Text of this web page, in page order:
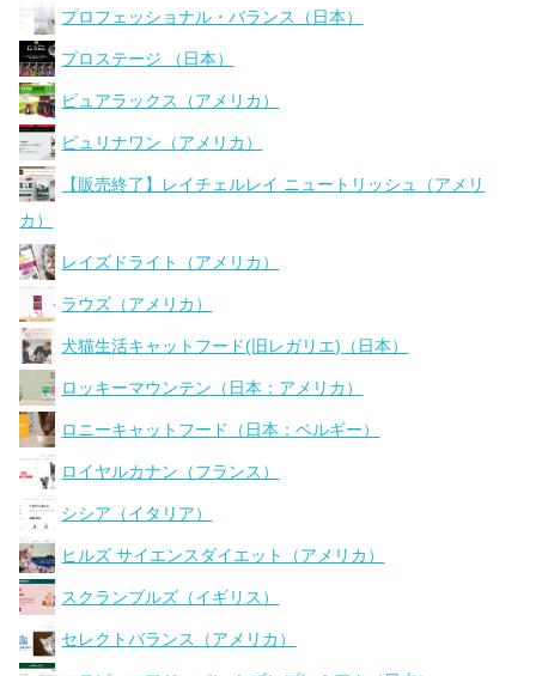
プロフェッショナル・バランス（日本）
プロステージ （日本）
ピュアラックス（アメリカ）
ピュリナワン（アメリカ）
【販売終了】レイチェルレイ ニュートリッシュ（アメリ
カ）
レイズドライト（アメリカ）
ラウズ（アメリカ）
犬猫生活キャットフード(旧レガリエ)（日本）
ロッキーマウンテン（日本：アメリカ）
ロニーキャットフード（日本：ベルギー）
ロイヤルカナン（フランス）
シシア（イタリア）
ヒルズ サイエンスダイエット（アメリカ）
スクランブルズ（イギリス）
セレクトバランス（アメリカ）